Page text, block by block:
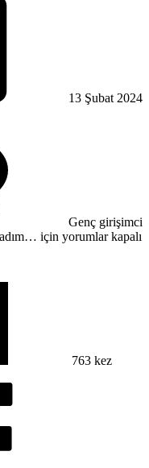
13 Şubat 2024
Genç girişimci
için yorumlar kapalı
763 kez